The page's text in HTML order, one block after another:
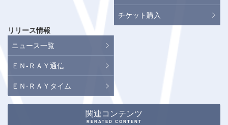
チケット購入
リリース情報
ニュース一覧
ＥＮ-ＲＡＹ通信
ＥＮ-ＲＡＹタイム
関連コンテンツ
RERATED CONTENT